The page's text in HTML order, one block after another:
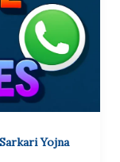
Sarkari Yojna